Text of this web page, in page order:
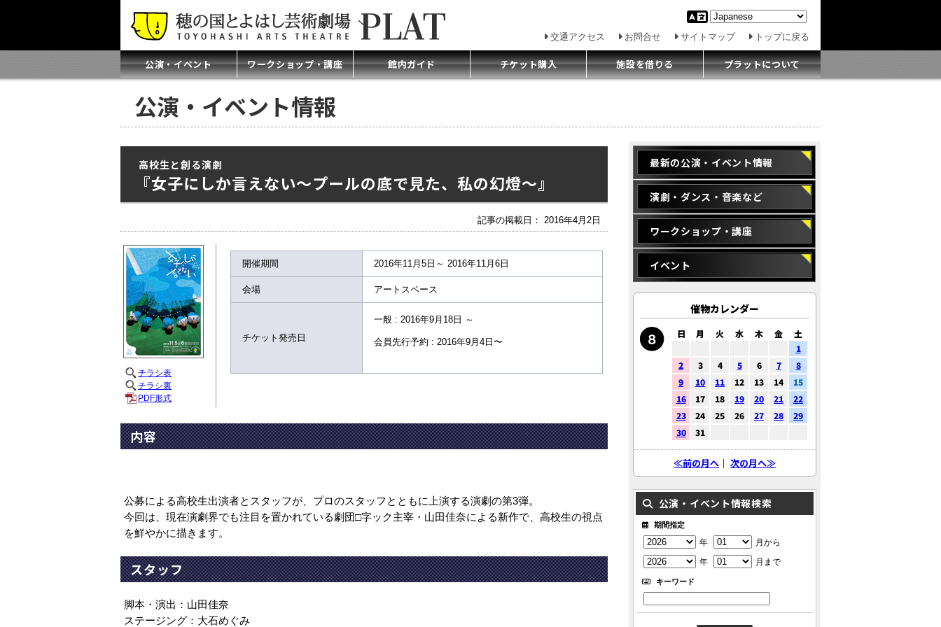
交通アクセス お問合せ サイトマップ トップに戻る
公演・イベント ワークショップ・講座 館内ガイド チケット購入 施設を借りる プラットについて
公演・イベント情報
高校生と創る演劇
『女子にしか言えない～プールの底で見た、私の幻燈～』
記事の掲載日： 2016年4月2日
チラシ表
チラシ裏
PDF形式
開催期間 2016年11月5日～ 2016年11月6日
会場 アートスペース
チケット発売日
一般 : 2016年9月18日 ～
会員先行予約 : 2016年9月4日〜
内容
公募による高校生出演者とスタッフが、プロのスタッフとともに上演する演劇の第3弾。
今回は、現在演劇界でも注目を置かれている劇団□字ック主宰・山田佳奈による新作で、高校生の視点
を鮮やかに描きます。
スタッフ
脚本・演出：山田佳奈
ステージング：大石めぐみ
最新の公演・イベント情報
演劇・ダンス・音楽など
ワークショップ・講座
イベント
催物カレンダー
日 月 火 水 木 金
土
1
2
3 4 5 6 7
8
9
10 11 12 13 14
15
16
17 18 19 20 21
22
23
24 25 26 27 28
29
30
31
≪前の月へ ｜ 次の月へ≫
公演・イベント情報検索
期間指定
年
月から
年
月まで
キーワード